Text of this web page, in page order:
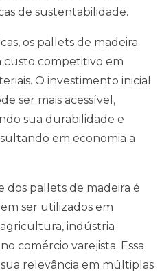
de sustentabilidade.
os pallets de madeira
competitivo em
O investimento inicial
ser mais acessível,
sua durabilidade e
em economia a
dos pallets de madeira é
ser utilizados em
indústria
comércio varejista. Essa
relevância em múltiplas